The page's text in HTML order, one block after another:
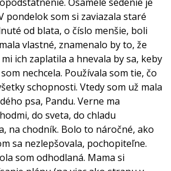
pondelok som si zaviazala staré
od blata, o číslo menšie, boli
vlastné, znamenalo by to, že
ich zaplatila a hnevala by sa, keby
nechcela. Používala som tie, čo
schopnosti. Vtedy som už mala
psa, Pandu. Verne ma
do sveta, do chladu
na chodník. Bolo to náročné, ako
sa nezlepšovala, pochopiteľne.
som odhodlaná. Mama si